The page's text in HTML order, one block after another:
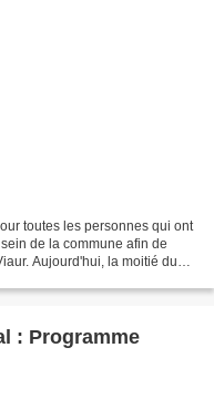
toutes les personnes qui ont
de la commune afin de
Aujourd'hui, la moitié du
: Programme